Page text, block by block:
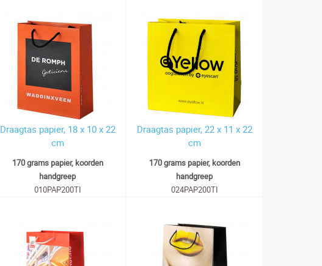
Draagtas papier, 18 x 10 x 22
cm
170 grams papier, koorden
handgreep
010PAP200TI
Draagtas papier, 22 x 11 x 22
cm
170 grams papier, koorden
handgreep
024PAP200TI